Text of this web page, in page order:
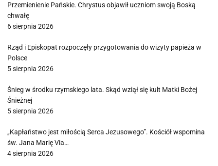
Przemienienie Pańskie. Chrystus objawił uczniom swoją Boską
chwałę
6 sierpnia 2026
Rząd i Episkopat rozpoczęły przygotowania do wizyty papieża w
Polsce
5 sierpnia 2026
Śnieg w środku rzymskiego lata. Skąd wziął się kult Matki Bożej
Śnieżnej
5 sierpnia 2026
„Kapłaństwo jest miłością Serca Jezusowego”. Kościół wspomina
św. Jana Marię Via…
4 sierpnia 2026